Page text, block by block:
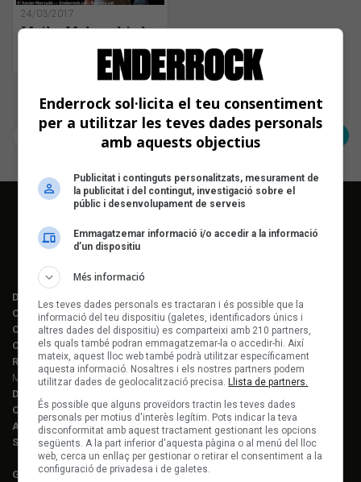
24/03/2017
Maika Makovski al
Casino de l'Aliança
Pàgina 1 de 1
< Anterior
Director editorial:
Lluís Gendrau
Cap de redacció Enderrock:Jordi Martí Fabra
Coordinació EDR i enderrock.cat:Èlia Gea
Coordinació Anuari de la Música:Helena M. Alegret
Redacció:Ferran Amado, Maria Folqué, Èlia Gea, Jordi Martí, Helena
Morén Alegret, Joaquim Vilarnau i Sergi Núñez
Disseny i maquetació:
Caps de fotografia: Juan Miguel Morales
Assessorament lingüístic:Berta Herreros
Subscripcions:Rosa E. Massaguer
Gerència i projectes:Jordi Novell
Enderrock sol·licita el teu consentiment
per a utilitzar les teves dades personals
amb aquests objectius
Publicitat i continguts personalitzats, mesurament de
la publicitat i del contingut, investigació sobre el
públic i desenvolupament de serveis
Emmagatzemar informació i/o accedir a la informació
d’un dispositiu
Més informació
Les teves dades personals es tractaran i és possible que la
informació del teu dispositiu (galetes, identificadors únics i
altres dades del dispositiu) es comparteixi amb 210 partners,
els quals també podran emmagatzemar-la o accedir-hi. Així
mateix, aquest lloc web també podrà utilitzar específicament
aquesta informació. Nosaltres i els nostres partners podem
utilitzar dades de geolocalització precisa.Llista de partners.
És possible que alguns proveïdors tractin les teves dades
personals per motius d'interès legítim. Pots indicar la teva
disconformitat amb aquest tractament gestionant les opcions
següents. A la part inferior d'aquesta pàgina o al menú del lloc
web, cerca un enllaç per gestionar o retirar el consentiment a la
configuració de privadesa i de galetes.